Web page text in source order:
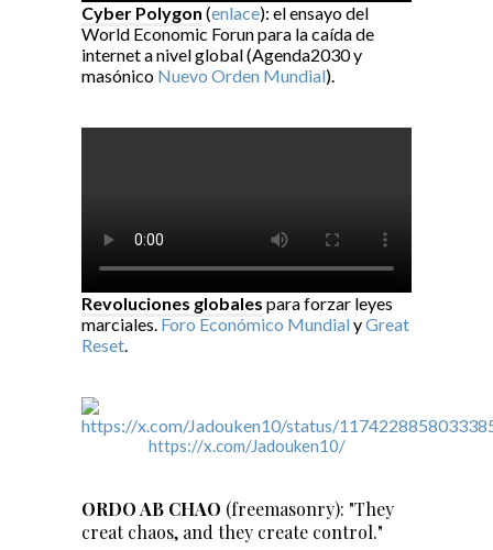
Cyber Polygon (enlace): el ensayo del
World Economic Forun para la caída de
internet a nivel global (Agenda2030 y
masónico Nuevo Orden Mundial).
Revoluciones globales para forzar leyes
marciales. Foro Económico MundialyGreat
Reset.
https://x.com/Jadouken10/
ORDO AB CHAO (freemasonry): "They
creat chaos, and they create control."